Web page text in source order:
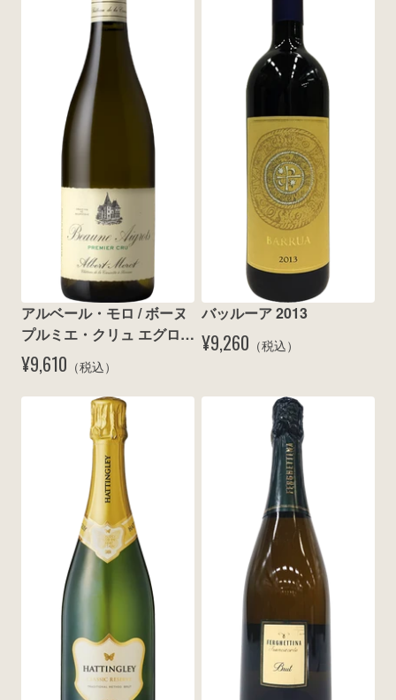
アルベール・モロ / ボーヌ
プルミエ・クリュ エグロ
ブラン 2011
¥9,610 （税込）
バッルーア 2013
¥9,260 （税込）